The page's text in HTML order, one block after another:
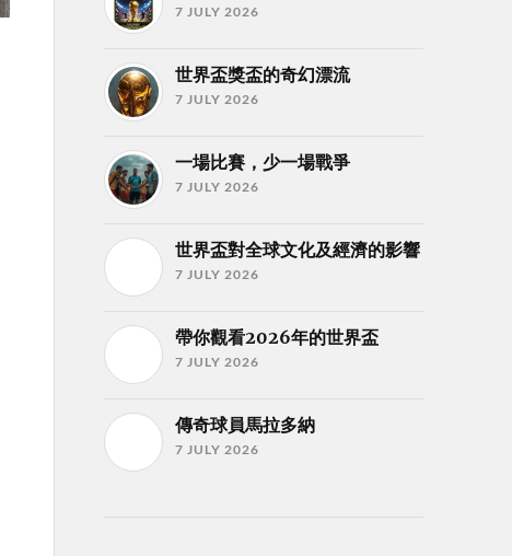
7 JULY 2026
世界盃獎盃的奇幻漂流
7 JULY 2026
一場比賽，少一場戰爭
7 JULY 2026
世界盃對全球文化及經濟的影響
7 JULY 2026
帶你觀看2026年的世界盃
7 JULY 2026
傳奇球員馬拉多納
7 JULY 2026